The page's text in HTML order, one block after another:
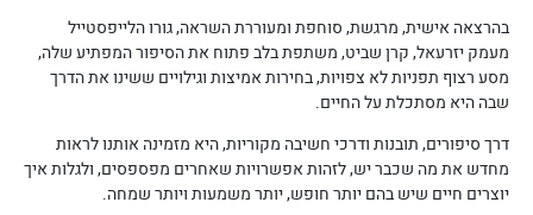
בהרצאה אישית, מרגשת, סוחפת ומעוררת השראה, גורו הלייפסטייל
מעמק יזרעאל, קרן שביט, משתפת בלב פתוח את הסיפור המפתיע שלה,
מסע רצוף תפניות לא צפויות, בחירות אמיצות וגילויים ששינו את הדרך
שבה היא מסתכלת על החיים.
דרך סיפורים, תובנות ודרכי חשיבה מקוריות, היא מזמינה אותנו לראות
מחדש את מה שכבר יש, לזהות אפשרויות שאחרים מפספסים, ולגלות איך
יוצרים חיים שיש בהם יותר חופש, יותר משמעות ויותר שמחה.